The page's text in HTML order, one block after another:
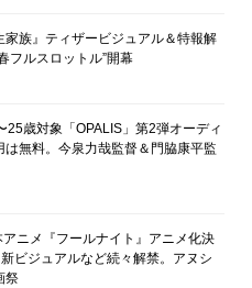
族』ティザービジュアル＆特報解
フルスロットル”開幕
25歳対象「OPALIS」第2弾オーディ
無料。今泉力哉監督＆門脇康平監
ニメ『フールナイト』アニメ化決
ビジュアルなど続々解禁。アヌシ
祭